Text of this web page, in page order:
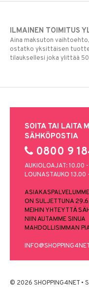
ILMAINEN TOIMITUS
Aina maksuton
ostatko yksittäisen
tilauksellesi joka ylittää
SOITA TAI LAITA
SÄHKÖPOSTIA
0800 9
AUKIOLOAJAT: 10.00
LOUNASTAUKO 13.00
ON SULJETTUNA
MEIHIN YHTEYTTÄ
NIIN AUTAMME SINUA
MAHDOLLISIMMAN
© 2026 SHOPPING4NET •